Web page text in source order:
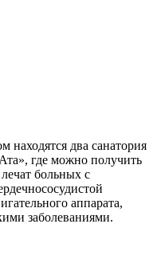
находятся два санатория
где можно получить
больных с
аппарата,
заболеваниями.